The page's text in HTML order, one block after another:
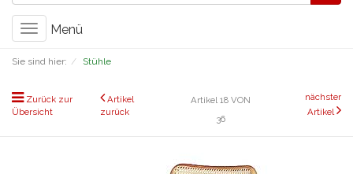
Toggle
Menü
Sie sind hier: Stühle
Zurück zur
Übersicht
Artikel
zurück
Artikel 18 VON
36
nächster
Artikel